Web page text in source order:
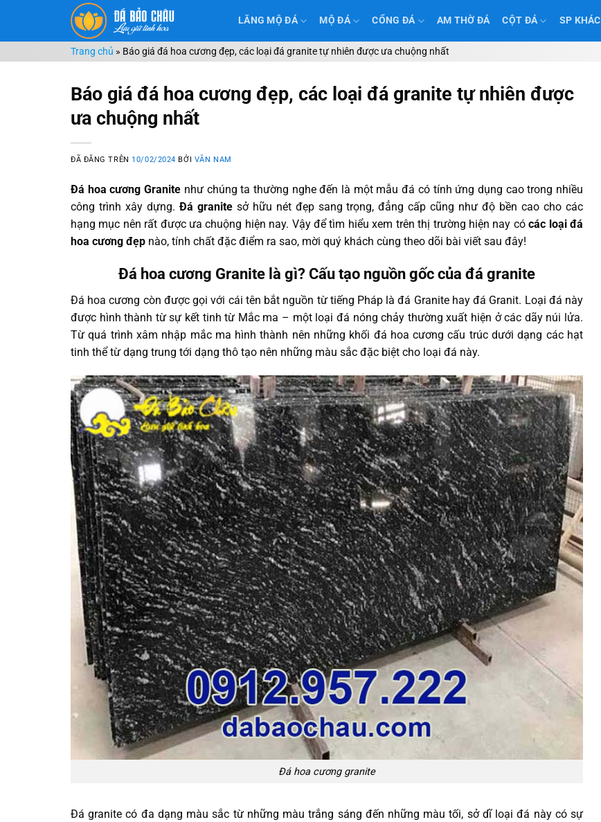
nội
dung
LĂNG MỘ ĐÁ MỘ ĐÁ CỔNG ĐÁ AM THỜ ĐÁ CỘT ĐÁ SP KHÁC
Trang chủ » Báo giá đá hoa cương đẹp, các loại đá granite tự nhiên được ưa chuộng nhất
Báo giá đá hoa cương đẹp, các loại đá granite tự nhiên được
ưa chuộng nhất
ĐÃ ĐĂNG TRÊN 10/02/2024 BỞI VĂN NAM
Đá hoa cương Granite như chúng ta thường nghe đến là một mẫu đá có tính ứng dụng cao trong nhiều
công trình xây dựng. Đá granitesở hữu nét đẹp sang trọng, đẳng cấp cũng như độ bền cao cho các
hạng mục nên rất được ưa chuộng hiện nay. Vậy để tìm hiểu xem trên thị trường hiện nay cócác loại đá
hoa cương đẹp nào, tính chất đặc điểm ra sao, mời quý khách cùng theo dõi bài viết sau đây!
Đá hoa cương Granite là gì? Cấu tạo nguồn gốc của đá granite
Đá hoa cương còn được gọi với cái tên bắt nguồn từ tiếng Pháp là đá Granite hay đá Granit. Loại đá này
được hình thành từ sự kết tinh từ Mắc ma – một loại đá nóng chảy thường xuất hiện ở các dãy núi lửa.
Từ quá trình xâm nhập mắc ma hình thành nên những khối đá hoa cương cấu trúc dưới dạng các hạt
tinh thể từ dạng trung tới dạng thô tạo nên những màu sắc đặc biệt cho loại đá này.
Đá hoa cương granite
Đá granite có đa dạng màu sắc từ những màu trắng sáng đến những màu tối, sở dĩ loại đá này có sự